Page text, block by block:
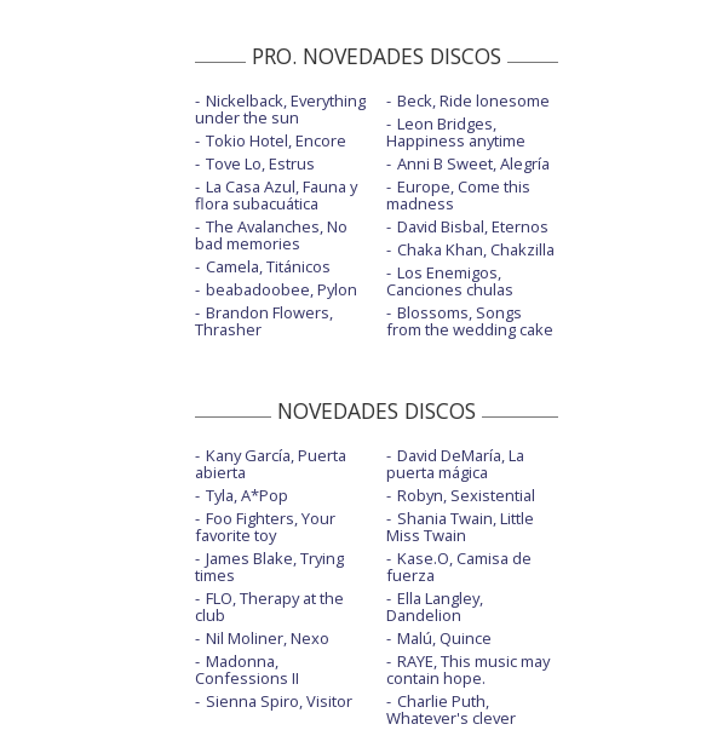
PRO. NOVEDADES DISCOS
Nickelback, Everything
under the sun
Tokio Hotel, Encore
Tove Lo, Estrus
La Casa Azul, Fauna y
flora subacuática
The Avalanches, No
bad memories
Camela, Titánicos
beabadoobee, Pylon
Brandon Flowers,
Thrasher
Beck, Ride lonesome
Leon Bridges,
Happiness anytime
Anni B Sweet, Alegría
Europe, Come this
madness
David Bisbal, Eternos
Chaka Khan, Chakzilla
Los Enemigos,
Canciones chulas
Blossoms, Songs
from the wedding cake
NOVEDADES DISCOS
Kany García, Puerta
abierta
Tyla, A*Pop
Foo Fighters, Your
favorite toy
James Blake, Trying
times
FLO, Therapy at the
club
Nil Moliner, Nexo
Madonna,
Confessions II
Sienna Spiro, Visitor
David DeMaría, La
puerta mágica
Robyn, Sexistential
Shania Twain, Little
Miss Twain
Kase.O, Camisa de
fuerza
Ella Langley,
Dandelion
Malú, Quince
RAYE, This music may
contain hope.
Charlie Puth,
Whatever's clever